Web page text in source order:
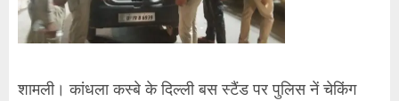
शामली। कांधला कस्बे के दिल्ली बस स्टैंड पर पुलिस नें चेकिंग